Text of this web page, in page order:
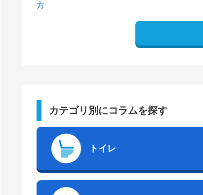
方
カテゴリ別にコラムを探す
トイレ